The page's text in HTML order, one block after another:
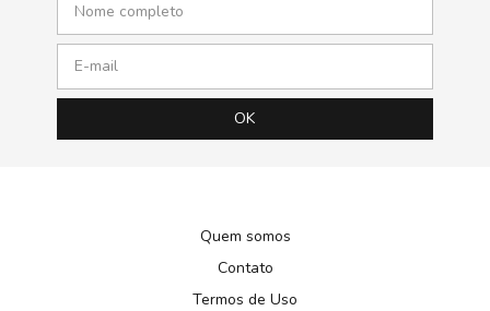
Quem somos
Contato
Termos de Uso